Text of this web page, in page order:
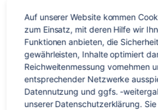
einen Tagesausflug vor^^. Aber
hätten wir das wohl tatsächlich in
Der Strand, zu dem wir nicht mal 2
wunderschön und wir hätten dort
verweilt, wenn dort nicht so
Fliegen gewesen wären. Dennoch
schöner Landschaft.
Auf unserer Website kommen
zum Einsatz, mit deren Hilfe wir
Funktionen anbieten, die
gewährleisten, Inhalte optimiert
Reichweitenmessung vornehmen
entsprechender Netzwerke
Datennutzung und ggfs. -
unserer Datenschutzerklärung.